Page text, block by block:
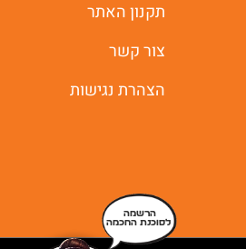
תקנון האתר
צור קשר
הצהרת נגישות
הרשמה
לסוכנת החכמה